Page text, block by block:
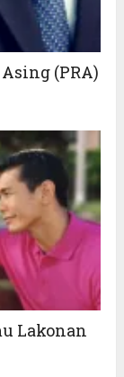
(PRA)
Lakonan